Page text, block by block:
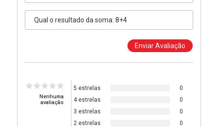
Nenhuma
avaliação
5 estrelas
0
4 estrelas
0
3 estrelas
0
2 estrelas
0